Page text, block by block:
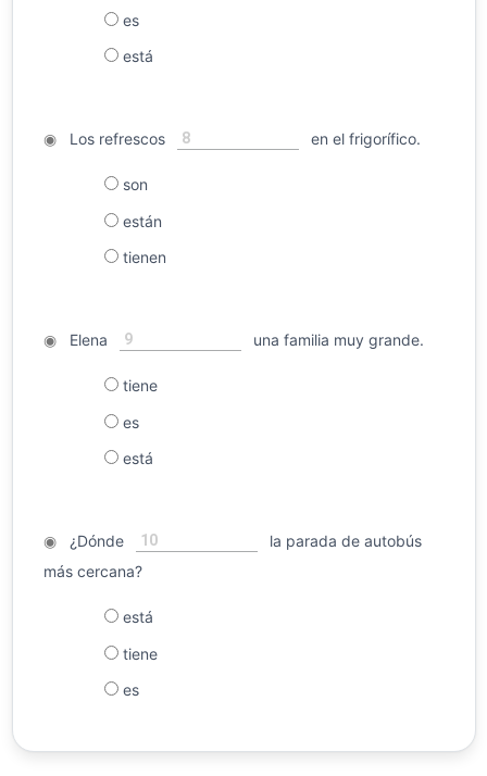
es
está
◉Los refrescos 8 en el frigorífico.
son
están
tienen
◉Elena 9 una familia muy grande.
tiene
es
está
◉¿Dónde 10
la parada de autobús
más cercana?
está
tiene
es